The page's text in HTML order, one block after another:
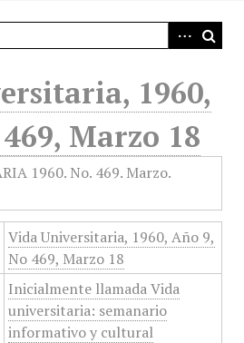
1960,
Marzo 18
Vida Universitaria, 1960, Año 9,
No 469, Marzo 18
Inicialmente llamada Vida
universitaria: semanario
informativo y cultural